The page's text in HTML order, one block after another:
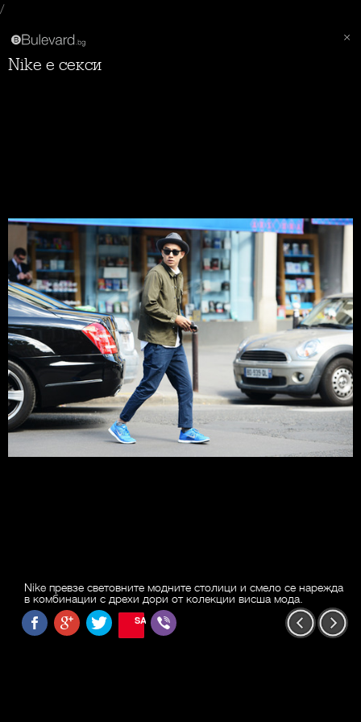
/
Nike е секси
Nike превзе световните модните столици и смело се нарежда
в комбинации с дрехи дори от колекции висша мода.
SAVE